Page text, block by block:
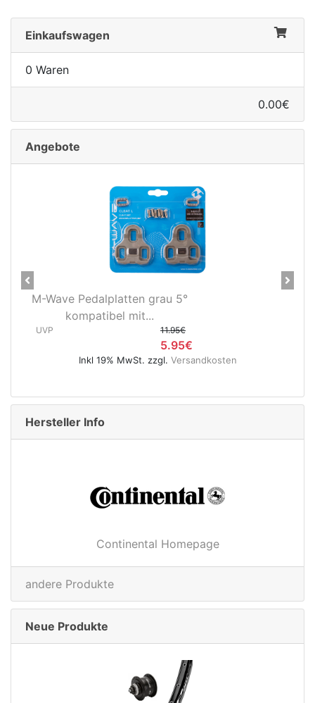
Einkaufswagen
0 Waren
0.00€
Angebote
grau 5°
Versandkosten
Previous Next
Hersteller Info
Continental Homepage
andere Produkte
Neue Produkte